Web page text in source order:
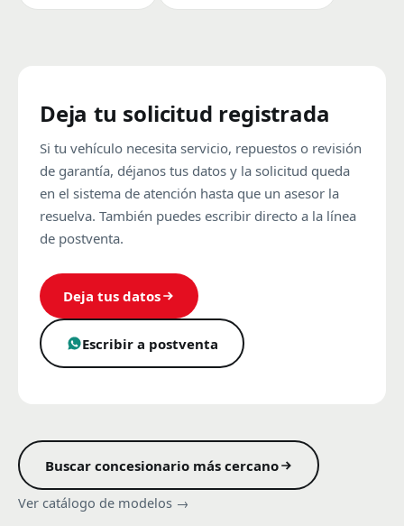
Deja tu solicitud registrada
Si tu vehículo necesita servicio, repuestos o revisión
de garantía, déjanos tus datos y la solicitud queda
en el sistema de atención hasta que un asesor la
resuelva. También puedes escribir directo a la línea
de postventa.
Deja tus datos
Escribir a postventa
Buscar concesionario más cercano
Ver catálogo de modelos →